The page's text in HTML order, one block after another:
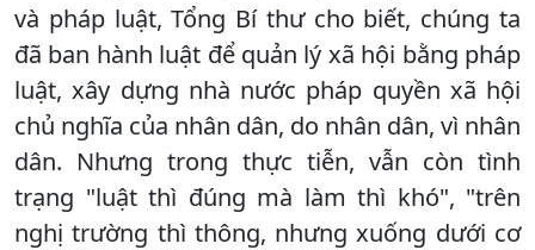
và pháp luật, Tổng Bí thư cho biết, chúng ta
đã ban hành luật để quản lý xã hội bằng pháp
luật, xây dựng nhà nước pháp quyền xã hội
chủ nghĩa của nhân dân, do nhân dân, vì nhân
dân. Nhưng trong thực tiễn, vẫn còn tình
trạng "luật thì đúng mà làm thì khó", "trên
nghị trường thì thông, nhưng xuống dưới cơ